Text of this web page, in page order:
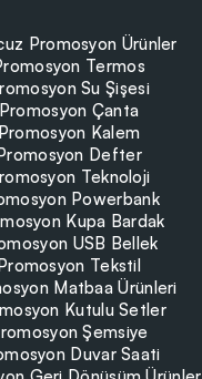
Promosyon Ürünler
Termos
Su Şişesi
Promosyon Çanta
Promosyon Kalem
Defter
Teknoloji
Powerbank
Kupa Bardak
USB Bellek
Tekstil
Matbaa Ürünleri
Kutulu Setler
Şemsiye
Duvar Saati